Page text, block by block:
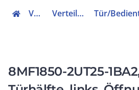
Verteiler Verteilerzubehör
8MF1850-2UT25-